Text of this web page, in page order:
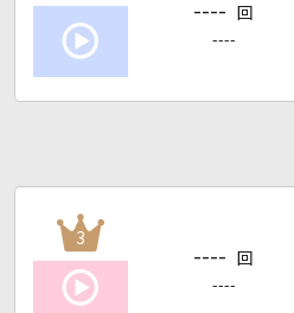
---- 回
----
3
---- 回
----